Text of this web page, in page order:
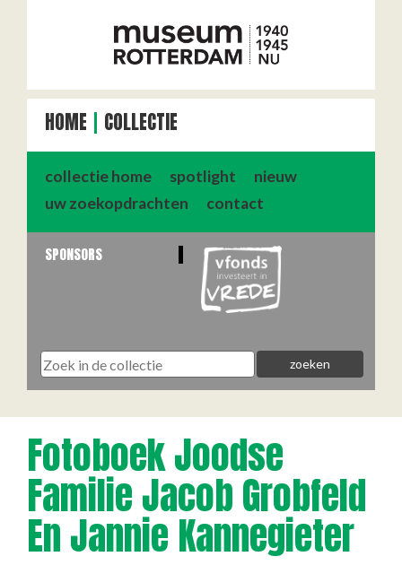
HOME COLLECTIE
collectie home spotlight
nieuw
uw zoekopdrachten
contact
SPONSORS
Fotoboek Joodse
Familie Jacob Grobfeld
En Jannie Kannegieter